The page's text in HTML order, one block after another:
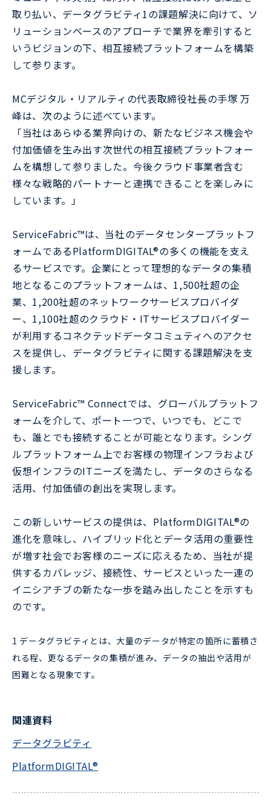
取り払い、データグラビティ1の課題解決に向けて、ソ
リューションベースのアプローチで業界を牽引すると
いうビジョンの下、相互接続プラットフォームを構築
して参ります。
MCデジタル・リアルティの代表取締役社長の手塚 万
峰は、次のように述べています。
「当社はあらゆる業界向けの、新たなビジネス機会や
付加価値を生み出す次世代の相互接続プラットフォー
ムを構想して参りました。今後クラウド事業者含む
様々な戦略的パートナーと連携できることを楽しみに
しています。」
ServiceFabric™は、当社のデータセンタープラットフ
ォームであるPlatformDIGITAL®の多くの機能を支え
るサービスです。企業にとって理想的なデータの集積
地となるこのプラットフォームは、1,500社超の企
業、1,200社超のネットワークサービスプロバイダ
ー、1,100社超のクラウド・ITサービスプロバイダー
が利用するコネクテッドデータコミュティへのアクセ
スを提供し、データグラビティに関する課題解決を支
援します。
ServiceFabric™ Connectでは、グローバルプラットフ
ォームを介して、ポート一つで、いつでも、どこで
も、誰とでも接続することが可能となります。シング
ルプラットフォーム上でお客様の物理インフラおよび
仮想インフラのITニーズを満たし、データのさらなる
活用、付加価値の創出を実現します。
この新しいサービスの提供は、PlatformDIGITAL®の
進化を意味し、ハイブリッド化とデータ活用の重要性
が増す社会でお客様のニーズに応えるため、当社が提
供するカバレッジ、接続性、サービスといった一連の
イニシアチブの新たな一歩を踏み出したことを示すも
のです。
1 データグラビティとは、大量のデータが特定の箇所に蓄積さ
れる程、更なるデータの集積が進み、データの抽出や活用が
困難となる現象です。
関連資料
データグラビティ
PlatformDIGITAL®